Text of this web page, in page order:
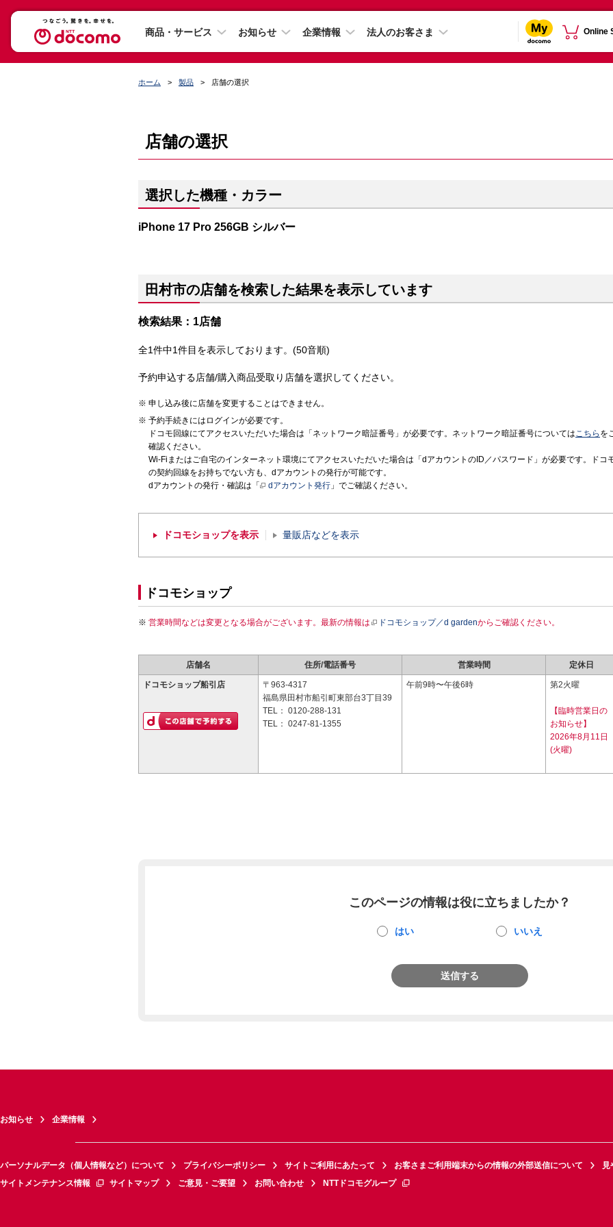
商品・サービス お知らせ 企業情報 法人のお客さま Online
ホーム 製品 店舗の選択
店舗の選択
選択した機種・カラー
iPhone 17 Pro 256GB シルバー
田村市の店舗を検索した結果を表示しています
検索結果：1店舗
全1件中1件目を表示しております。(50音順)
予約申込する店舗/購入商品受取り店舗を選択してください。
申し込み後に店舗を変更することはできません。
予約手続きにはログインが必要です。
ドコモ回線にてアクセスいただいた場合は「ネットワーク暗証番号」が必要です。ネットワーク暗証番号についてはこちら を
確認ください。
Wi-Fiまたはご自宅のインターネット環境にてアクセスいただいた場合は「dアカウントのID／パスワード」が必要です。ドコ
の契約回線をお持ちでない方も、dアカウントの発行が可能です。
dアカウントの発行・確認は「
dアカウント発行 」でご確認ください。
ドコモショップを表示 量販店などを表示
ドコモショップ
営業時間などは変更となる場合がございます。最新の情報は ドコモショップ／d gardenからご確認ください。
店舗名 住所/電話番号 営業時間 定休日
ドコモショップ船引店
〒963-4317
福島県田村市船引町東部台3丁目39
TEL： 0120-288-131
TEL： 0247-81-1355
午前9時〜午後6時 第2火曜
【臨時営業日の
お知らせ】
2026年8月11日
(火曜)
このページの情報は役に立ちましたか？
はい いいえ
送信する
お知らせ 企業情報
パーソナルデータ（個人情報など）について プライバシーポリシー サイトご利用にあたって お客さまご利用端末からの情報の外部送信について
見
サイトメンテナンス情報
サイトマップ ご意見・ご要望 お問い合わせ NTTドコモグループ